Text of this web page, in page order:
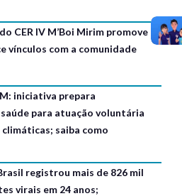
CER IV M’Boi Mirim promove
vínculos com a comunidade
iniciativa prepara
para atuação voluntária
climáticas; saiba como
registrou mais de 826 mil
virais em 24 anos;